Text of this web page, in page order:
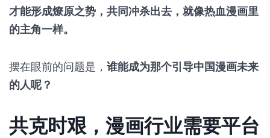
才能形成燎原之势，共同冲杀出去，就像热血漫画里
的主角一样。
摆在眼前的问题是， 谁能成为那个引导中国漫画未来
的人呢？
共克时艰，漫画行业需要平台